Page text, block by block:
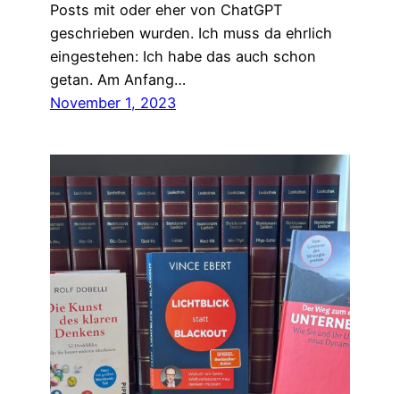
Posts mit oder eher von ChatGPT
geschrieben wurden. Ich muss da ehrlich
eingestehen: Ich habe das auch schon
getan. Am Anfang…
November 1, 2023